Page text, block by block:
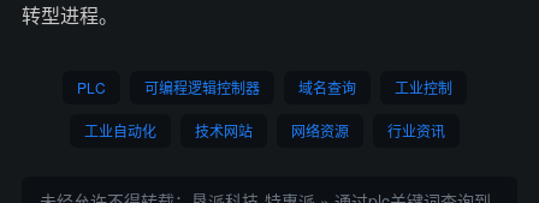
转型进程。
PLC 可编程逻辑控制器 域名查询 工业控制
工业自动化 技术网站 网络资源 行业资讯